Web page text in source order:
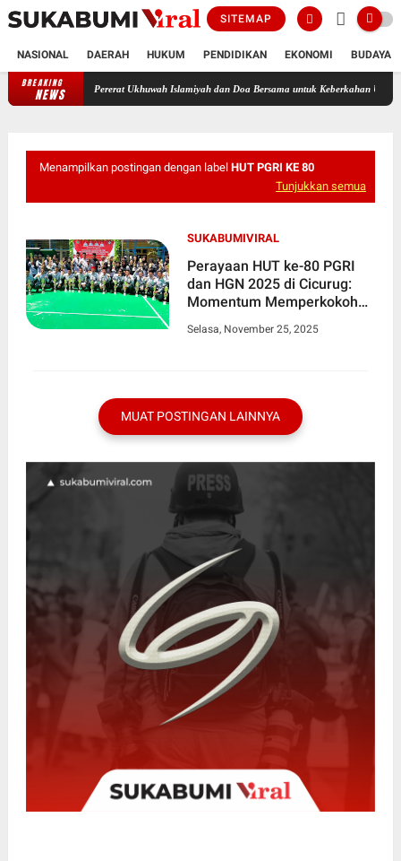
SITEMAP
NASIONAL DAERAH HUKUM PENDIDIKAN EKONOMI BUDAYA
BREAKING
NEWS
Cicurug, Pererat Ukhuwah Islamiyah dan Doa Bersama untuk Keberkahan Umat
Menampilkan postingan dengan label HUT PGRI KE 80
Tunjukkan semua
SUKABUMIVIRAL
Perayaan HUT ke-80 PGRI
dan HGN 2025 di Cicurug:
Momentum Memperkokoh
dalam Pendidikan
Selasa, November 25, 2025
MUAT POSTINGAN LAINNYA